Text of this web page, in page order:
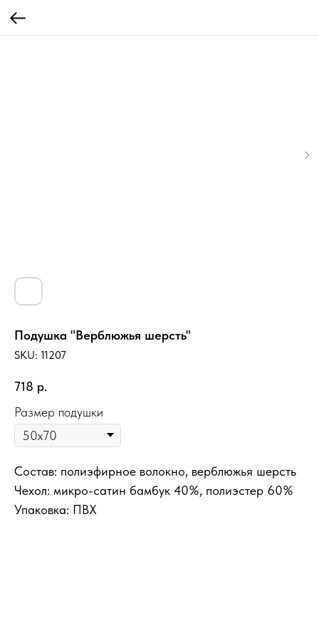
Подушка "Верблюжья шерсть"
SKU: 11207
718 р.
Размер подушки
Состав: полиэфирное волокно, верблюжья шерсть
Чехол: микро-сатин бамбук 40%, полиэстер 60%
Упаковка: ПВХ